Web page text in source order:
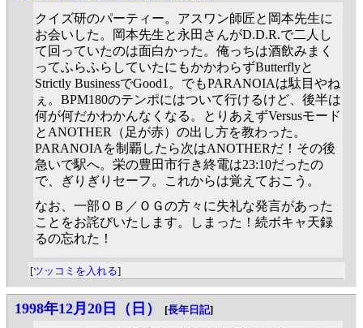
クイズ研のパーティー。アスワン師匠と岡本先生に
お会いした。岡本先生と永田さんがD.D.R.で二人し
て回っていたのは面白かった。俺っちは酒飲みまく
ってふらふらしていたにもかかわらずButterflyと
Strictly BusinessでGood1。でもPARANOIAは駄目やね
ぇ。BPM180のテンポにはついて行けるけど、後半は
何が何だかわかんなくなる。とりあえずVersusモード
とANOTHER（足が赤）の出し方を教わった。
PARANOIAを制覇したら次はANOTHERだ！その後
急いで駅へ。栄の豊田市行き終電は23:10だったの
で、ぎりぎりセーフ。これからは覚えておこう。
なお、一部ＯＢ／ＯＧの方々に失礼な発言があった
ことをお詫びいたします。しまった！続ボキャ天録
るの忘れた！
[ツッコミを入れる]
1998年12月20日（日） [長年日記]